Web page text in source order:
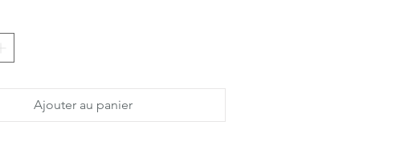
Ajouter au panier